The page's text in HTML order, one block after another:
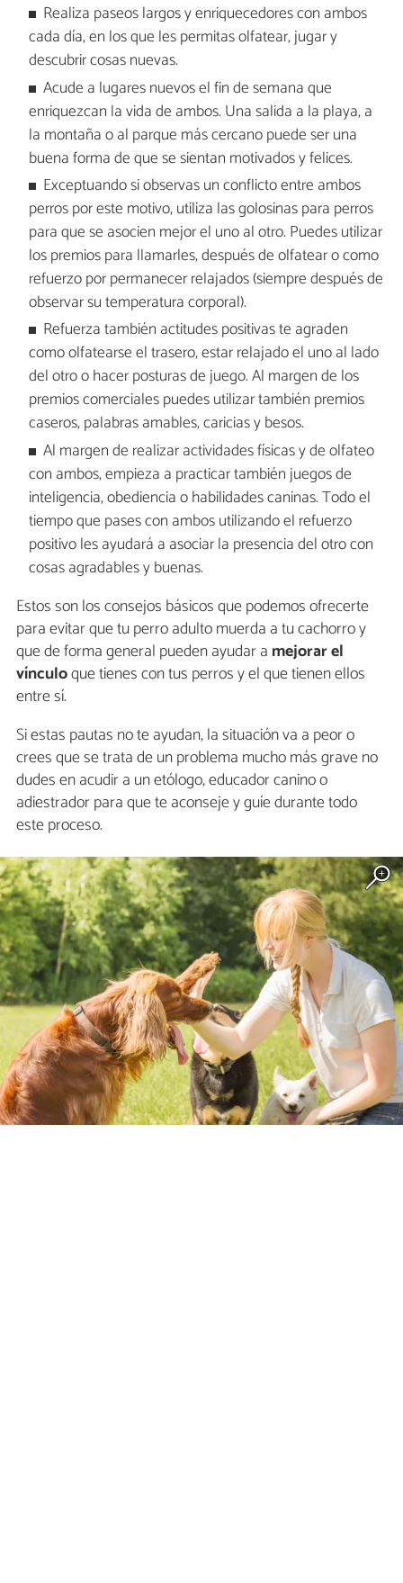
Realiza paseos largos y enriquecedores con ambos
cada día, en los que les permitas olfatear, jugar y
descubrir cosas nuevas.
Acude a lugares nuevos el fin de semana que
enriquezcan la vida de ambos. Una salida a la playa, a
la montaña o al parque más cercano puede ser una
buena forma de que se sientan motivados y felices.
Exceptuando si observas un conflicto entre ambos
perros por este motivo, utiliza las golosinas para perros
para que se asocien mejor el uno al otro. Puedes utilizar
los premios para llamarles, después de olfatear o como
refuerzo por permanecer relajados (siempre después de
observar su temperatura corporal).
Refuerza también actitudes positivas te agraden
como olfatearse el trasero, estar relajado el uno al lado
del otro o hacer posturas de juego. Al margen de los
premios comerciales puedes utilizar también premios
caseros, palabras amables, caricias y besos.
Al margen de realizar actividades físicas y de olfateo
con ambos, empieza a practicar también juegos de
inteligencia, obediencia o habilidades caninas. Todo el
tiempo que pases con ambos utilizando el refuerzo
positivo les ayudará a asociar la presencia del otro con
cosas agradables y buenas.
Estos son los consejos básicos que podemos ofrecerte
para evitar que tu perro adulto muerda a tu cachorro y
que de forma general pueden ayudar a mejorar el
vínculoque tienes con tus perros y el que tienen ellos
entre sí.
Si estas pautas no te ayudan, la situación va a peor o
crees que se trata de un problema mucho más grave no
dudes en acudir a un etólogo, educador canino o
adiestrador para que te aconseje y guíe durante todo
este proceso.